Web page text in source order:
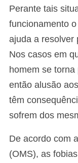
Perante tais
funcionamento
ajuda a resolver
Nos casos em
homem se
então alusão
têm
sofrem dos
De acordo com
(OMS), as